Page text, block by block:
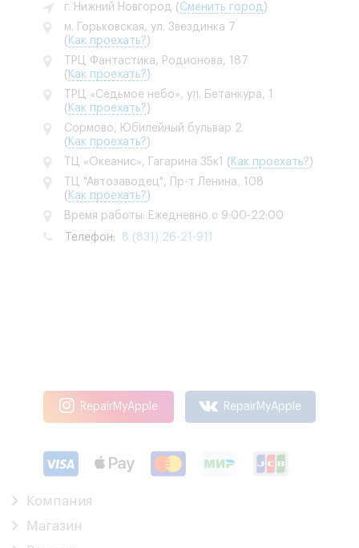
г. Нижний Новгород ( Сменить город )
м. Горьковская, ул. Звездинка 7
( Как проехать?)
ТРЦ Фантастика, Родионова, 187
( Как проехать?)
ТРЦ «Седьмое небо», ул. Бетанкура, 1
( Как проехать?)
Сормово, Юбилейный бульвар 2
( Как проехать?)
ТЦ «Океанис», Гагарина 35к1 ( Как проехать?)
ТЦ "Автозаводец", Пр-т Ленина, 108
( Как проехать?)
Время работы: Ежедневно с 9:00-22:00
Телефон: 8 (831) 26-21-911
RepairMyApple RepairMyApple
Компания
Магазин